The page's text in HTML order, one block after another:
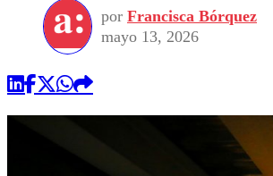
Seleccion Chilena
Torneo Internacional
Universidad de Chile
Economía
Internacional
Sustentabilidad
Publicaciones en medios
Opinión
por Francisca Bórquez
mayo 13, 2026